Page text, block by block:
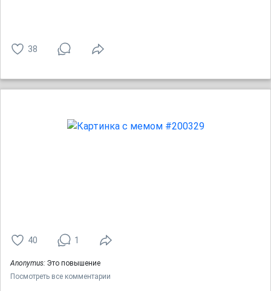
38
40 1
Anonymus: Это повышение
Посмотреть все комментарии